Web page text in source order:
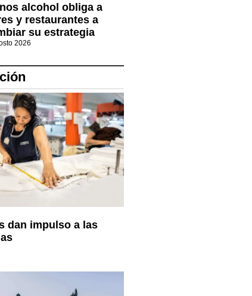
alcohol obliga a
y restaurantes a
su estrategia
2026
dan impulso a las